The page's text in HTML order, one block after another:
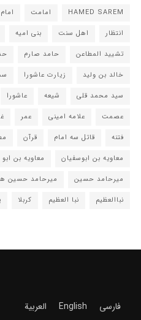
HAMED SAREM امامت
انتظار
اهل سنت بنی امیه
تشیید المطاعن
حامد صارم
خالد بن ولید
زیارت عاشورا
سید محمد قلی
شیعه عاشورا
عصمت
علامه امینی عمر
فتنه
قاتل سه امام قرآن
معاویه بن ابوسفیان
معاویه بن
میرحامد حسین
میرحامد حسین
نباالعظیم
نبا العظیم کربلا
فارسی English العربية